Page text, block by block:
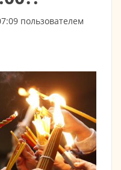
пользователем